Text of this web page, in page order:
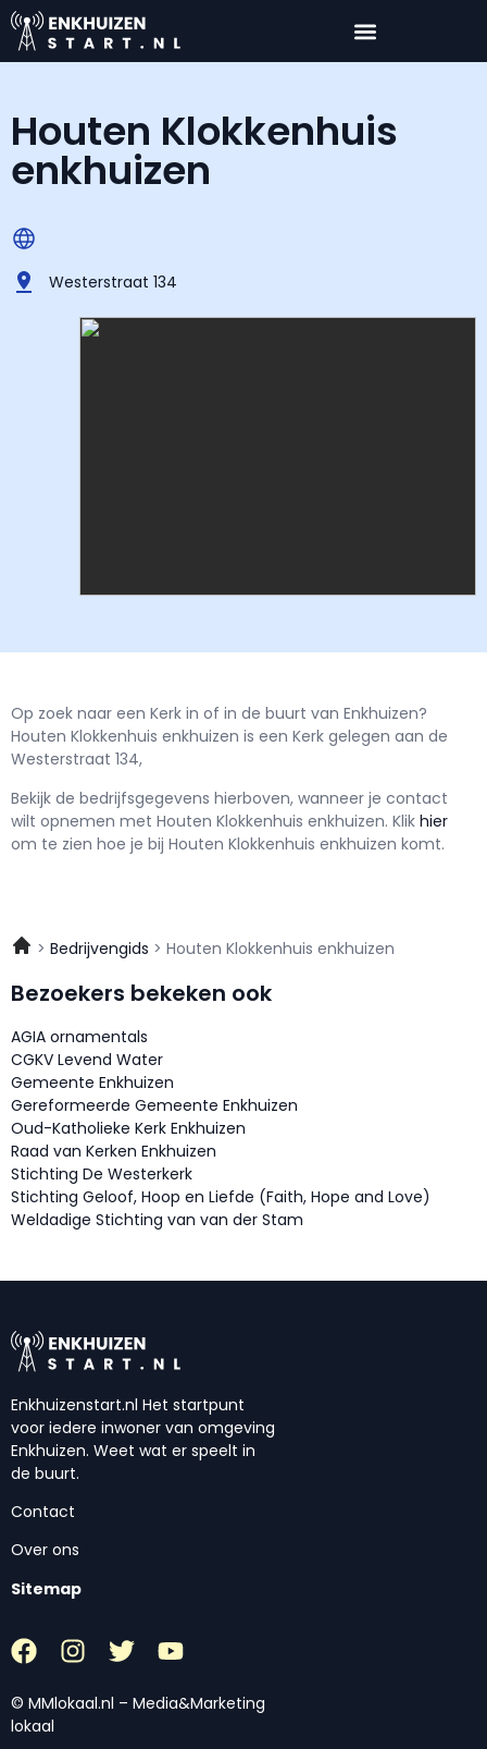
Houten Klokkenhuis
enkhuizen
Westerstraat 134
Op zoek naar een Kerk in of in de buurt van Enkhuizen?
Houten Klokkenhuis enkhuizen is een Kerk gelegen aan de
Westerstraat 134,
Bekijk de bedrijfsgegevens hierboven, wanneer je contact
wilt opnemen met Houten Klokkenhuis enkhuizen. Klik hier
om te zien hoe je bij Houten Klokkenhuis enkhuizen komt.
Bedrijvengids Houten Klokkenhuis enkhuizen
Bezoekers bekeken ook
AGIA ornamentals
CGKV Levend Water
Gemeente Enkhuizen
Gereformeerde Gemeente Enkhuizen
Oud-Katholieke Kerk Enkhuizen
Raad van Kerken Enkhuizen
Stichting De Westerkerk
Stichting Geloof, Hoop en Liefde (Faith, Hope and Love)
Weldadige Stichting van van der Stam
Enkhuizenstart.nl Het startpunt
voor iedere inwoner van omgeving
Enkhuizen. Weet wat er speelt in
de buurt.
Contact
Over ons
Sitemap
© MMlokaal.nl – Media&Marketing
lokaal